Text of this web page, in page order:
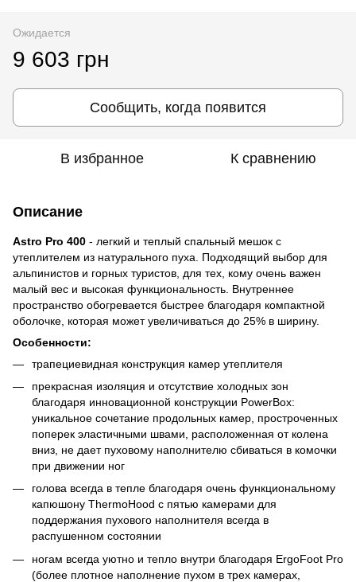
Ожидается
9 603 грн
Сообщить, когда появится
В избранное К сравнению
Описание
Astro Pro 400 - легкий и теплый спальный мешок с
утеплителем из натурального пуха. Подходящий выбор для
альпинистов и горных туристов, для тех, кому очень важен
малый вес и высокая функциональность. Внутреннее
пространство обогревается быстрее благодаря компактной
оболочке, которая может увеличиваться до 25% в ширину.
Особенности:
трапециевидная конструкция камер утеплителя
прекрасная изоляция и отсутствие холодных зон
благодаря инновационной конструкции PowerBox:
уникальное сочетание продольных камер, простроченных
поперек эластичными швами, расположенная от колена
вниз, не дает пуховому наполнителю сбиваться в комочки
при движении ног
голова всегда в тепле благодаря очень функциональному
капюшону ThermoHood с пятью камерами для
поддержания пухового наполнителя всегда в
распушенном состоянии
ногам всегда уютно и тепло внутри благодаря ErgoFoot Pro
(более плотное наполнение пухом в трех камерах,